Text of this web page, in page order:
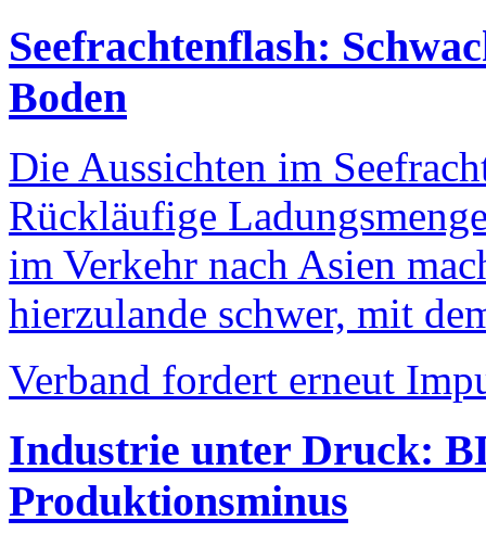
Seefrachtenflash:
Boden
Die Aussichten im
Rückläufige
im Verkehr nach Asien
hierzulande schwer, mit
Verband fordert erneut
Industrie unter Druck:
Produktionsminus